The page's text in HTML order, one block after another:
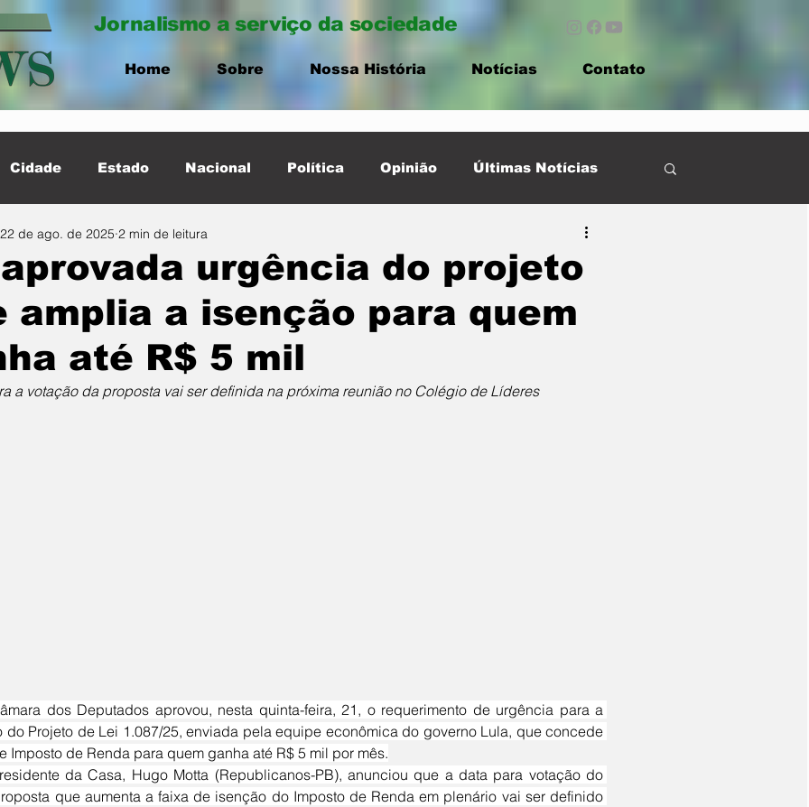
Jornalismo a serviço da sociedade
Home Sobre Nossa História Notícias Contato
Cidade Estado Nacional Política Opinião Últimas Notícias
Destaque Cidade
urgência do projeto
amplia a isenção para quem
até R$ 5 mil
22 de ago. de 2025 2 min de leitura
a votação da proposta vai ser definida na próxima reunião no Colégio de Líderes
do Projeto de Lei 1.087/25, enviada pela equipe econômica do governo Lula, que concede
Imposto de Renda para quem ganha até R$ 5 mil por mês.
que aumenta a faixa de isenção do Imposto de Renda em plenário vai ser definido